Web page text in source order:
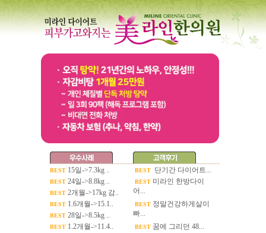
BEST 15일->7.3kg ..
BEST 24일->8.8kg ..
BEST 2개월->17kg 감..
BEST 1.6개월->15.1..
BEST 28일->8.5kg ..
BEST 1.2개월->11.4..
BEST 단기간 다이어트...
BEST 미라인 한방다이
어...
BEST 정말건강하게살이
빠...
BEST 꿈에 그리던 48...